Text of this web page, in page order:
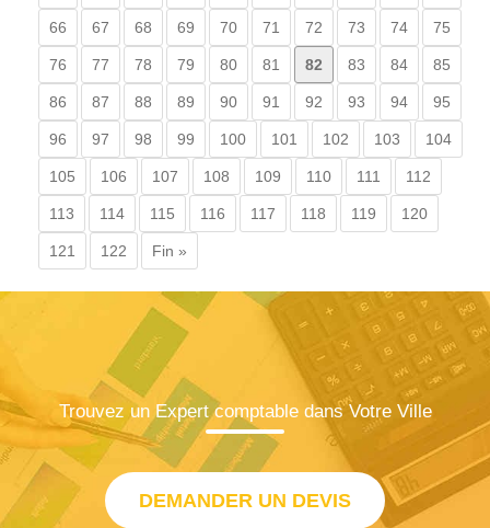
66 67 68 69 70 71 72 73 74 75
76 77 78 79 80 81 82 83 84 85
86 87 88 89 90 91 92 93 94 95
96 97 98 99 100 101 102 103 104
105 106 107 108 109 110 111 112
113 114 115 116 117 118 119 120
121 122 Fin »
Trouvez un Expert comptable dans Votre Ville
DEMANDER UN DEVIS